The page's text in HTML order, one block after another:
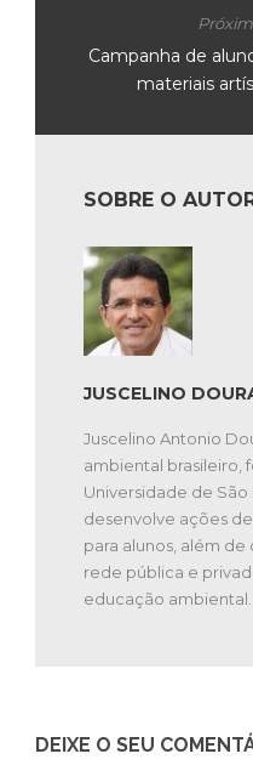
Campanha de
materiais
SOBRE O
JUSCELINO
Juscelino Antonio
ambiental brasileiro,
Universidade de São
desenvolve ações
para alunos, além
rede pública e
educação ambiental.
DEIXE O SEU